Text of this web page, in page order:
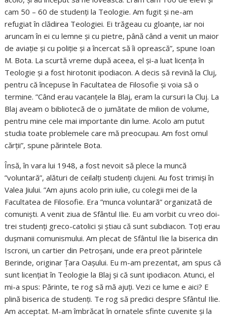
cam 50 – 60 de studenți la Teologie. Am fugit și ne-am
refugiat în clădirea Teologiei. Ei trăgeau cu gloanțe, iar noi
aruncam în ei cu lemne și cu pietre, până când a venit un maior
de aviație și cu poliție și a încercat să îi oprească”, spune Ioan
M. Bota. La scurtă vreme după aceea, el și-a luat licența în
Teologie și a fost hirotonit ipodiacon. A decis să revină la Cluj,
pentru că începuse în Facultatea de Filosofie și voia să o
termine. ”Când erau vacanțele la Blaj, eram la cursuri la Cluj. La
Blaj aveam o bibliotecă de o jumătate de milion de volume,
pentru mine cele mai importante din lume. Acolo am putut
studia toate problemele care mă preocupau. Am fost omul
cărții”, spune părintele Bota.
Însă, în vara lui 1948, a fost nevoit să plece la muncă
”voluntară”, alături de ceilalți studenți clujeni. Au fost trimiși în
Valea Jiului. ”Am ajuns acolo prin iulie, cu colegii mei de la
Facultatea de Filosofie. Era ”munca voluntară” organizată de
comuniști. A venit ziua de Sfântul Ilie. Eu am vorbit cu vreo doi-
trei studenți greco-catolici și știau că sunt subdiacon. Toți erau
dușmanii comunismului. Am plecat de Sfântul Ilie la biserica din
Iscroni, un cartier din Petroșani, unde era preot părintele
Berinde, originar Țara Oașului. Eu m-am prezentat, am spus că
sunt licențiat în Teologie la Blaj și că sunt ipodiacon. Atunci, el
mi-a spus: Părinte, te rog să mă ajuți. Vezi ce lume e aici? E
plină biserica de studenți. Te rog să predici despre Sfântul Ilie.
Am acceptat. M-am îmbrăcat în ornatele sfinte cuvenite și la